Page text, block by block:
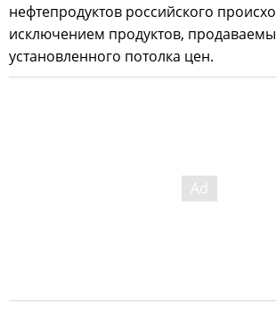
нефтепродуктов российского
исключением продуктов,
установленного потолка цен.